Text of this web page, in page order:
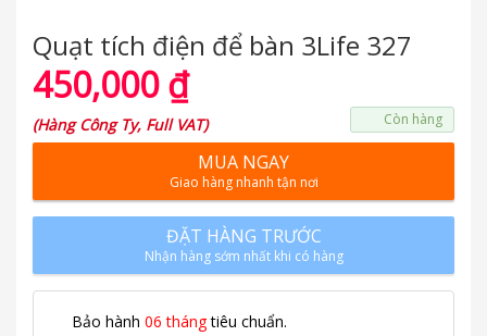
Quạt tích điện để bàn 3Life 327
450,000₫
(Hàng Công Ty, Full VAT) Còn hàng
MUA NGAY
Giao hàng nhanh tận nơi
ĐẶT HÀNG TRƯỚC
Nhận hàng sớm nhất khi có hàng
Bảo hành 06 thángtiêu chuẩn.